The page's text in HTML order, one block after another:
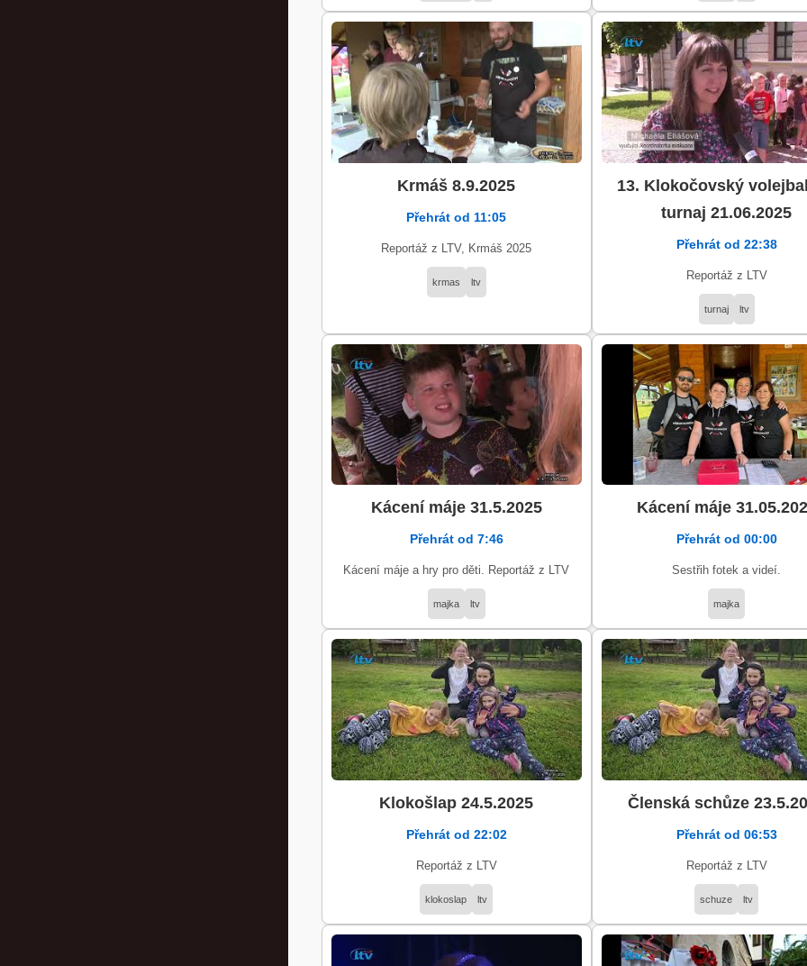
Krmáš 8.9.2025
Přehrát od 11:05
Reportáž z LTV, Krmáš 2025
krmas ltv
13. Klokočovský
turnaj 21.06.2025
Přehrát od 22:38
Reportáž z LTV
turnaj ltv
Kácení máje 31.5.2025
Přehrát od 7:46
Kácení máje a hry pro děti. Reportáž z LTV
majka ltv
Kácení máje
Přehrát od 00:00
Sestřih fotek a videí.
majka
Klokošlap 24.5.2025
Přehrát od 22:02
Reportáž z LTV
klokoslap ltv
Členská schůze
Přehrát od 06:53
Reportáž z LTV
schuze ltv